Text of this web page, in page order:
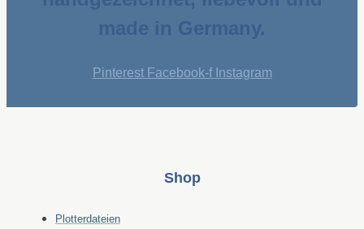
made in Germany.
Pinterest Facebook-f Instagram
Shop
Plotterdateien